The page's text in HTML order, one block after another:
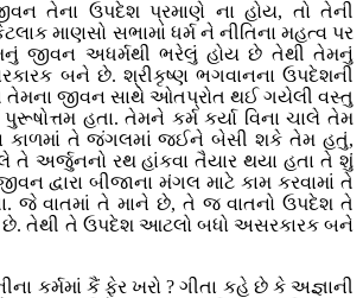
તેના ઉપદેશ પ્રમાણે ના હોય, તો તેની
માણસો સભામાં ધર્મ ને નીતિના મહત્વ પર
જીવન અધર્મથી ભરેલું હોય છે તેથી તેમનું
બને છે. શ્રીકૃષ્ણ ભગવાનના ઉપદેશની
તેમના જીવન સાથે ઓતપ્રોત થઈ ગયેલી વસ્તુ
હતા. તેમને કર્મ કર્યા વિના ચાલે તેમ
કાળમાં તે જંગલમાં જઈને બેસી શકે તેમ હતું,
તે અર્જુનનો રથ હાંકવા તૈયાર થયા હતા તે શું
દ્વારા બીજાના મંગલ માટે કામ કરવામાં તે
જે વાતમાં તે માને છે, તે જ વાતનો ઉપદેશ તે
તેથી તે ઉપદેશ આટલો બધો અસરકારક બને
કર્મમાં કૈં ફેર ખરો ? ગીતા કહે છે કે અજ્ઞાની